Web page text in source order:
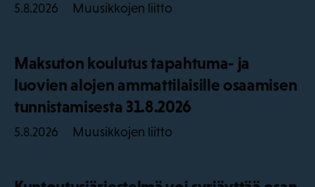
5.8.2026 Muusikkojen liitto
Maksuton koulutus tapahtuma- ja
luovien alojen ammattilaisille osaamisen
tunnistamisesta 31.8.2026
5.8.2026 Muusikkojen liitto